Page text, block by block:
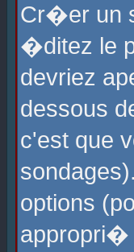
Cr�er un
�ditez le
devriez
dessous
c'est que
options
appropri�